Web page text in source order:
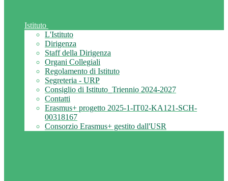
Istituto
L'Istituto
Dirigenza
Staff della Dirigenza
Organi Collegiali
Regolamento di Istituto
Segreteria - URP
Consiglio di Istituto_Triennio 2024-2027
Contatti
Erasmus+ progetto 2025-1-IT02-KA121-SCH-
00318167
Consorzio Erasmus+ gestito dall'USR